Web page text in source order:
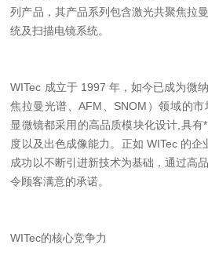
列产品，其产品系列包含激光共聚焦拉
统及扫描电镜系统。
WITec 成立于 1997 年，如今已成为微纳
焦拉曼光谱、AFM、SNOM）领域的
显微镜都采用的高品质模块化设计,具
度以及出色成像能力。正如 WITec 的企
成功以不断引进新技术为基础，通过高
令顾客满意的承诺。
WITec的核心竞争力